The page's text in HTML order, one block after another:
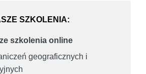
SZKOLENIA:
szkolenia online
geograficznych i